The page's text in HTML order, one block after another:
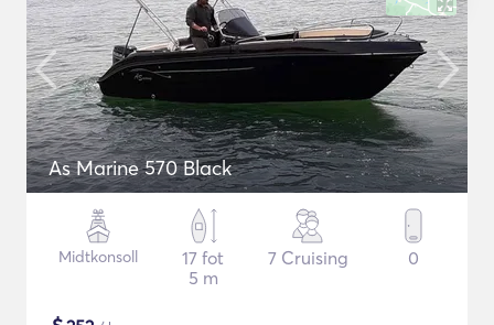
As Marine 570 Black
Midtkonsoll
17 fot
5 m
7 Cruising 0